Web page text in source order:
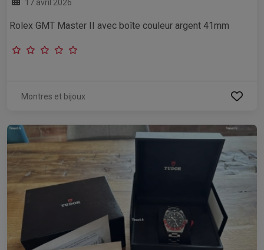
17 avril 2026
Rolex GMT Master II avec boîte couleur argent 41mm
Montres et bijoux